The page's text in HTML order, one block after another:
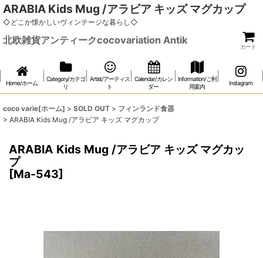
ARABIA Kids Mug /アラビア キッズ マグカップ
◇どこか懐かしいヴィンテージな暮らし◇
北欧雑貨アンティークcocovariation Antik
カート
Home/ホーム
Category/カテゴ
リ
Artist/アーティス
ト
Calendar/カレン
ダー
Information/ご利
用案内
Instagram
coco varie[ホーム] > SOLD OUT > フィンランド食器
> ARABIA Kids Mug /アラビア キッズ マグカップ
ARABIA Kids Mug /アラビア キッズ マグカッ
プ
[Ma-543]